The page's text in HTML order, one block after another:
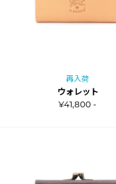
再入荷
ウォレット
¥41,800 -